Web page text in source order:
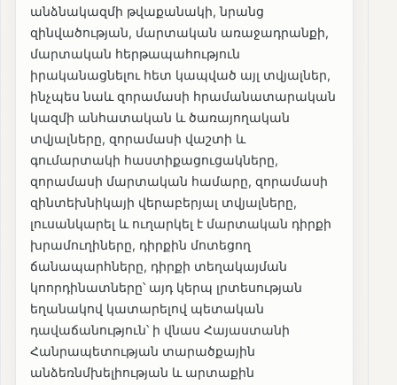
անձնակազմի թվաքանակի, նրանց
զինվածության, մարտական առաջադրանքի,
մարտական հերթապահություն
իրականացնելու հետ կապված այլ տվյալներ,
ինչպես նաև զորամասի հրամանատարական
կազմի անհատական և ծառայողական
տվյալները, զորամասի վաշտի և
գումարտակի հաստիքացուցակները,
զորամասի մարտական համարը, զորամասի
զինտեխնիկայի վերաբերյալ տվյալները,
լուսանկարել և ուղարկել է մարտական դիրքի
խրամուղիները, դիրքին մոտեցող
ճանապարհները, դիրքի տեղակայման
կոորդինատները՝ այդ կերպ լրտեսության
եղանակով կատարելով պետական
դավաճանություն՝ ի վնաս Հայաստանի
Հանրապետության տարածքային
անձեռնմխելիության և արտաքին